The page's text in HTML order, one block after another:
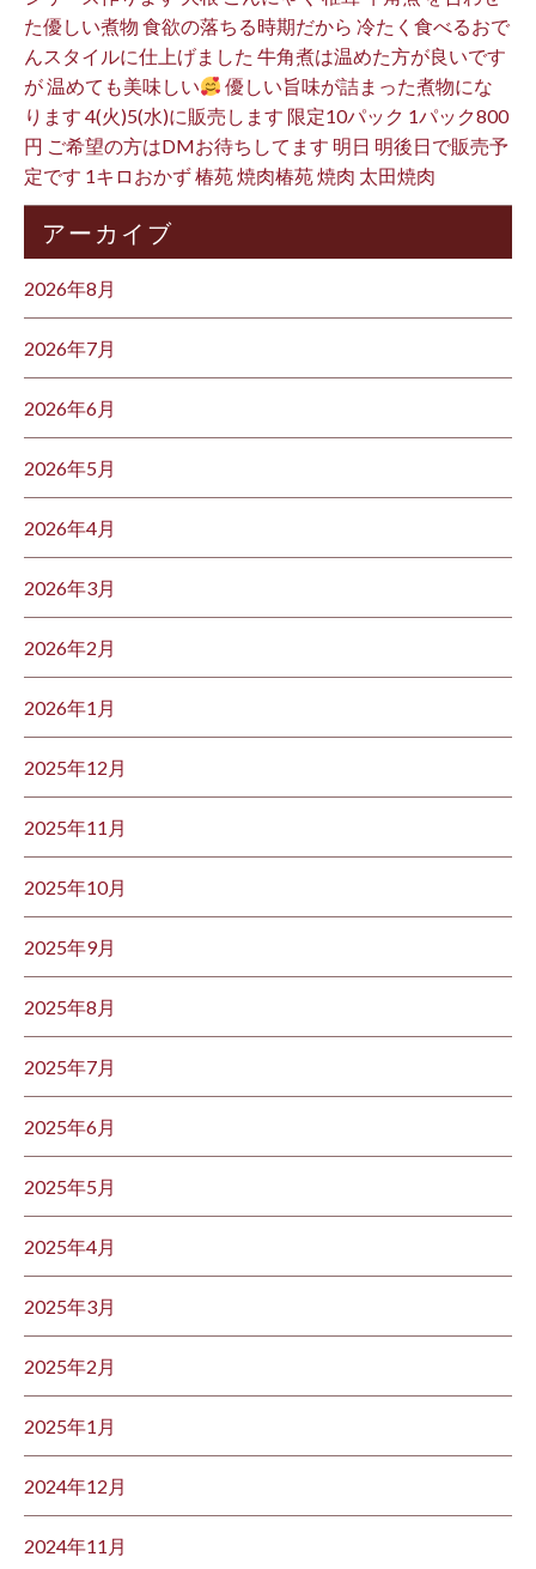
た優しい煮物 食欲の落ちる時期だから 冷たく食べるおで
んスタイルに仕上げました 牛角煮は温めた方が良いです
が 温めても美味しい
優しい旨味が詰まった煮物にな
ります 4(火)5(水)に販売します 限定10パック 1パック800
円 ご希望の方はDMお待ちしてます 明日 明後日で販売予
定です 1キロおかず 椿苑 焼肉椿苑 焼肉 太田焼肉
アーカイブ
2026年8月
2026年7月
2026年6月
2026年5月
2026年4月
2026年3月
2026年2月
2026年1月
2025年12月
2025年11月
2025年10月
2025年9月
2025年8月
2025年7月
2025年6月
2025年5月
2025年4月
2025年3月
2025年2月
2025年1月
2024年12月
2024年11月